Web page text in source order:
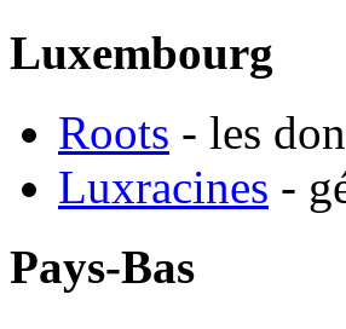
Luxembourg
Roots - les
Luxracines -
Pays-Bas